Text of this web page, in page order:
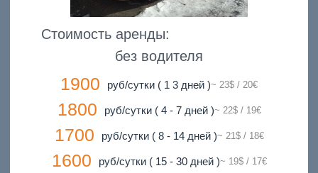
Стоимость аренды:
без водителя
1900 руб/сутки ( 1 3 дней )~ 23$ / 20€
1800 руб/сутки ( 4 - 7 дней )~ 22$ / 19€
1700 руб/сутки ( 8 - 14 дней )~ 21$ / 18€
1600 руб/сутки ( 15 - 30 дней )~ 19$ / 17€